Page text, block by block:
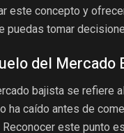
este concepto y
puedas tomar
del Mercado
bajista se refiere
ha caído antes de
este punto